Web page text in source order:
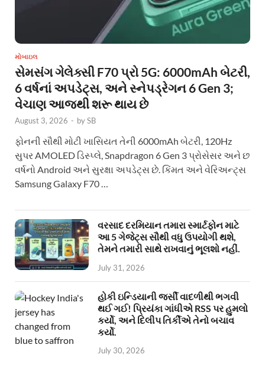
મોબાઇલ
સેમસંગ ગેલેક્સી F70 પ્રો 5G: 6000mAh બેટરી,
6 વર્ષનાં અપડેટ્સ, અને સ્નેપડ્રેગન 6 Gen 3;
વેચાણ આજથી શરૂ થાય છે
August 3, 2026 - bySB
ફોનની સૌથી મોટી ખાસિયત તેની 6000mAh બેટરી, 120Hz
સુપર AMOLED ડિસ્પ્લે, Snapdragon 6 Gen 3 પ્રોસેસર અને છ
વર્ષનો Android અને સુરક્ષા અપડેટ્સ છે. કિંમત અને વેરિઅન્ટ્સ
Samsung Galaxy F70 …
વરસાદ દરમિયાન તમારા સ્માર્ટફોન માટે
આ 5 ગેજેટ્સ સૌથી વધુ ઉપયોગી થશે,
તેમને તમારી સાથે રાખવાનું ભૂલશો નહીં.
July 31, 2026
હોકી ઇન્ડિયાની જર્સી વાદળીથી ભગવી
થઈ ગઈ! પ્રિયંકા ગાંધીએ RSS પર હુમલો
કર્યો, અને દિલીપ તિર્કીએ તેનો બચાવ
કર્યો.
July 30, 2026